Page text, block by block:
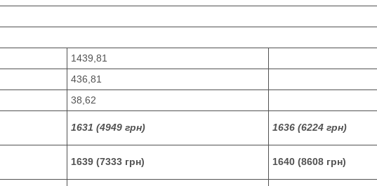
1439,81
436,81
38,62
1631 (4949 грн) 1636 (6224 грн)
1639 (7333 грн) 1640 (8608 грн)